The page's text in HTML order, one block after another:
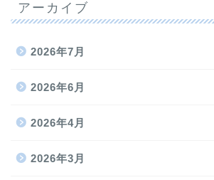
アーカイブ
2026年7月
2026年6月
2026年4月
2026年3月